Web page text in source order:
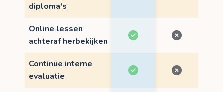
diploma's
Online lessen
achteraf herbekijken
Continue interne
evaluatie